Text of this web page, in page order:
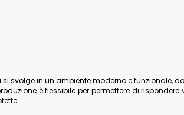
si svolge in un ambiente moderno e funzionale,
è flessibile per permettere di